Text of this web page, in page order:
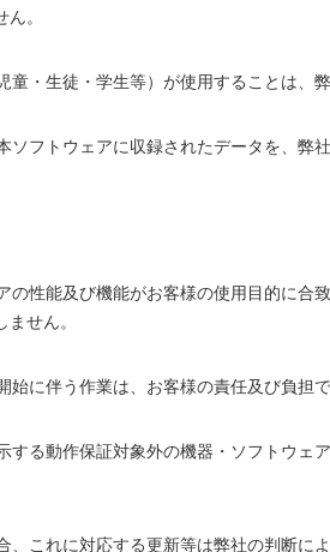
。
・生徒・学生等）が使用することは、
フトウェアに収録されたデータを、
性能及び機能がお客様の使用目的に
せん。
に伴う作業は、お客様の責任及び負担で
る動作保証対象外の機器・ソフトウ
これに対応する更新等は弊社の判断